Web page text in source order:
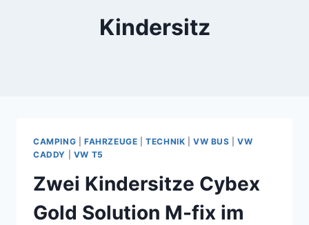
Kindersitz
CAMPING FAHRZEUGE |TECHNIK |VW BUS |VW
CADDY
VW T5
Zwei Kindersitze Cybex
Gold Solution M-fix im